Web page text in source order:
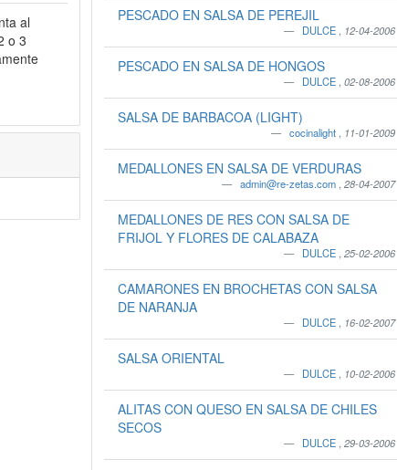
al
o 3
PESCADO EN SALSA DE PEREJIL
DULCE 12-04-2006
PESCADO EN SALSA DE HONGOS
DULCE ,02-08-2006
SALSA DE BARBACOA (LIGHT)
cocinalight 11-01-2009
MEDALLONES EN SALSA DE VERDURAS
admin@re-zetas.com ,28-04-2007
MEDALLONES DE RES CON SALSA DE
FRIJOL Y FLORES DE CALABAZA
DULCE ,25-02-2006
CAMARONES EN BROCHETAS CON SALSA
DE NARANJA
DULCE 16-02-2007
SALSA ORIENTAL
DULCE 10-02-2006
ALITAS CON QUESO EN SALSA DE CHILES
SECOS
DULCE ,29-03-2006